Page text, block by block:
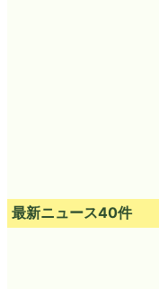
最新ニュース40件